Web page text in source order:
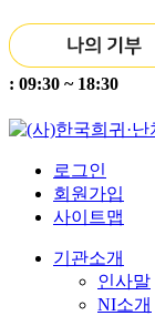
: 09:30 ~ 18:30
로그인
회원가입
사이트맵
기관소개
인사말
NI소개